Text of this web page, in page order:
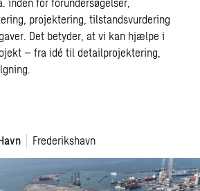
projektering, tilstandsvurdering
Det betyder, at vi kan hjælpe i
– fra idé til detailprojektering,
Frederikshavn